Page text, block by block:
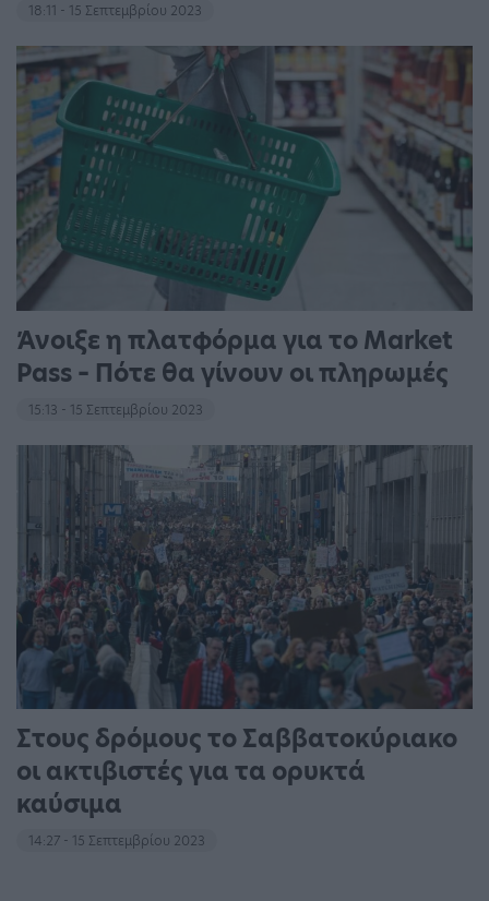
18:11 - 15 Σεπτεμβρίου 2023
Άνοιξε η πλατφόρμα για το Market
Pass – Πότε θα γίνουν οι πληρωμές
15:13 - 15 Σεπτεμβρίου 2023
Στους δρόμους το Σαββατοκύριακο
οι ακτιβιστές για τα ορυκτά
καύσιμα
14:27 - 15 Σεπτεμβρίου 2023